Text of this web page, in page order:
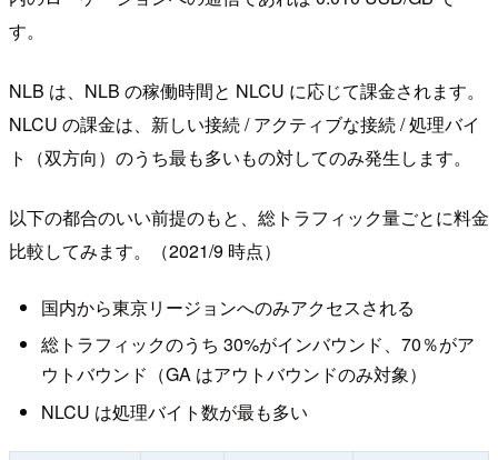
す。
NLB は、NLB の稼働時間と NLCU に応じて課金されます。
NLCU の課金は、新しい接続 / アクティブな接続 / 処理バイ
ト（双方向）のうち最も多いもの対してのみ発生します。
以下の都合のいい前提のもと、総トラフィック量ごとに料金
比較してみます。（2021/9 時点）
国内から東京リージョンへのみアクセスされる
総トラフィックのうち 30%がインバウンド、70％がア
ウトバウンド（GA はアウトバウンドのみ対象）
NLCU は処理バイト数が最も多い